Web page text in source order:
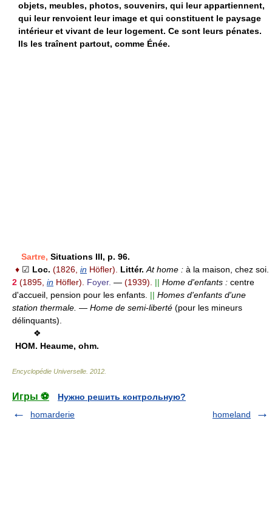
objets, meubles, photos, souvenirs, qui leur appartiennent,
qui leur renvoient leur image et qui constituent le paysage
intérieur et vivant de leur logement. Ce sont leurs pénates.
Ils les traînent partout, comme Énée.
Sartre, Situations III, p. 96.
♦ ☑ Loc. (1826, in Höfler). Littér. At home : à la maison, chez soi.
2 (1895, in Höfler). Foyer. — (1939). || Home d'enfants : centre
d'accueil, pension pour les enfants. || Homes d'enfants d'une
station thermale. — Home de semi-liberté (pour les mineurs
délinquants).
❖
HOM. Heaume, ohm.
Encyclopédie Universelle 2012
Игры ⚽
Нужно решить контрольную?
homarderie
homeland